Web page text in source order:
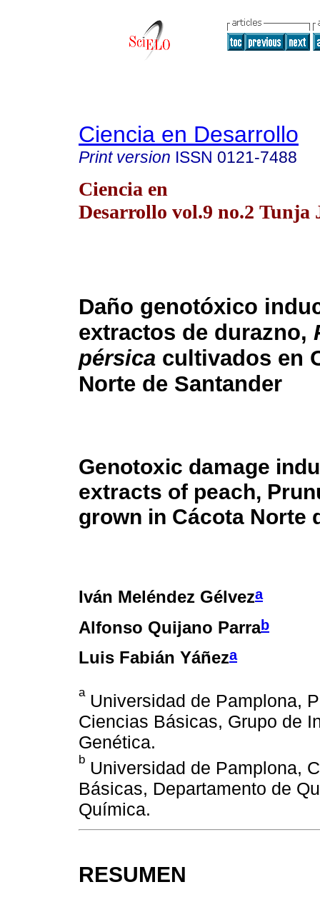
Ciencia en Desarrollo
Print version ISSN 0121-7488
Ciencia en
Desarrollo vol.9 no.2 Tunja
Daño genotóxico
extractos de durazno,
pérsica cultivados en
Norte de Santander
Genotoxic damage
extracts of peach,
grown in Cácota Norte
Iván Meléndez Gélveza
Alfonso Quijano Parrab
Luis Fabián Yáñeza
aUniversidad de Pamplona,
Ciencias Básicas, Grupo de
Genética.
b Universidad de Pamplona,
Básicas, Departamento de
Química.
RESUMEN